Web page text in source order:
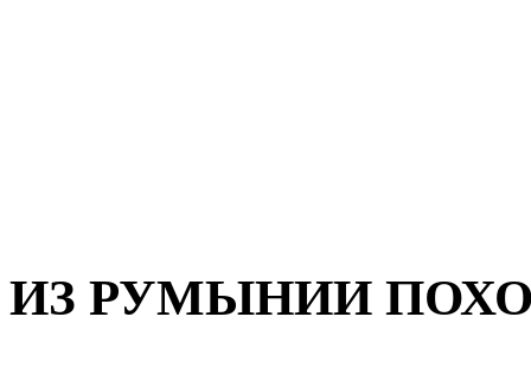
ИЗ РУМЫНИИ